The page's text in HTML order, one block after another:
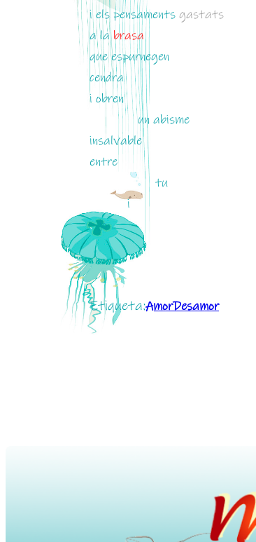
i els pensaments gastats
a labrasa
que espurnegen
cendra
i obren
un abisme
insalvable
entre
tu
i
.jo
Etiqueta:AmorDesamor